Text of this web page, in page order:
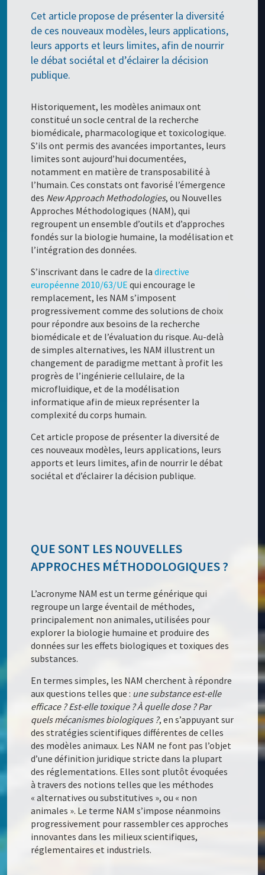
Cet article propose de présenter la diversité
de ces nouveaux modèles, leurs applications,
leurs apports et leurs limites, afin de nourrir
le débat sociétal et d’éclairer la décision
publique.
Historiquement, les modèles animaux ont
constitué un socle central de la recherche
biomédicale, pharmacologique et toxicologique.
S’ils ont permis des avancées importantes, leurs
limites sont aujourd’hui documentées,
notamment en matière de transposabilité à
l’humain. Ces constats ont favorisé l’émergence
des New Approach Methodologies, ou Nouvelles
Approches Méthodologiques (NAM), qui
regroupent un ensemble d’outils et d’approches
fondés sur la biologie humaine, la modélisation et
l’intégration des données.
S’inscrivant dans le cadre de ladirective
européenne 2010/63/UE qui encourage le
remplacement, les NAM s’imposent
progressivement comme des solutions de choix
pour répondre aux besoins de la recherche
biomédicale et de l’évaluation du risque. Au-delà
de simples alternatives, les NAM illustrent un
changement de paradigme mettant à profit les
progrès de l’ingénierie cellulaire, de la
microfluidique, et de la modélisation
informatique afin de mieux représenter la
complexité du corps humain.
Cet article propose de présenter la diversité de
ces nouveaux modèles, leurs applications, leurs
apports et leurs limites, afin de nourrir le débat
sociétal et d’éclairer la décision publique.
QUE SONT LES NOUVELLES
APPROCHES MÉTHODOLOGIQUES ?
L’acronyme NAM est un terme générique qui
regroupe un large éventail de méthodes,
principalement non animales, utilisées pour
explorer la biologie humaine et produire des
données sur les effets biologiques et toxiques des
substances.
En termes simples, les NAM cherchent à répondre
aux questions telles que : une substance est-elle
efficace ? Est-elle toxique ? À quelle dose ? Par
quels mécanismes biologiques ?, en s’appuyant sur
des stratégies scientifiques différentes de celles
des modèles animaux. Les NAM ne font pas l’objet
d’une définition juridique stricte dans la plupart
des réglementations. Elles sont plutôt évoquées
à travers des notions telles que les méthodes
« alternatives ou substitutives », ou « non
animales ». Le terme NAM s’impose néanmoins
progressivement pour rassembler ces approches
innovantes dans les milieux scientifiques,
réglementaires et industriels.